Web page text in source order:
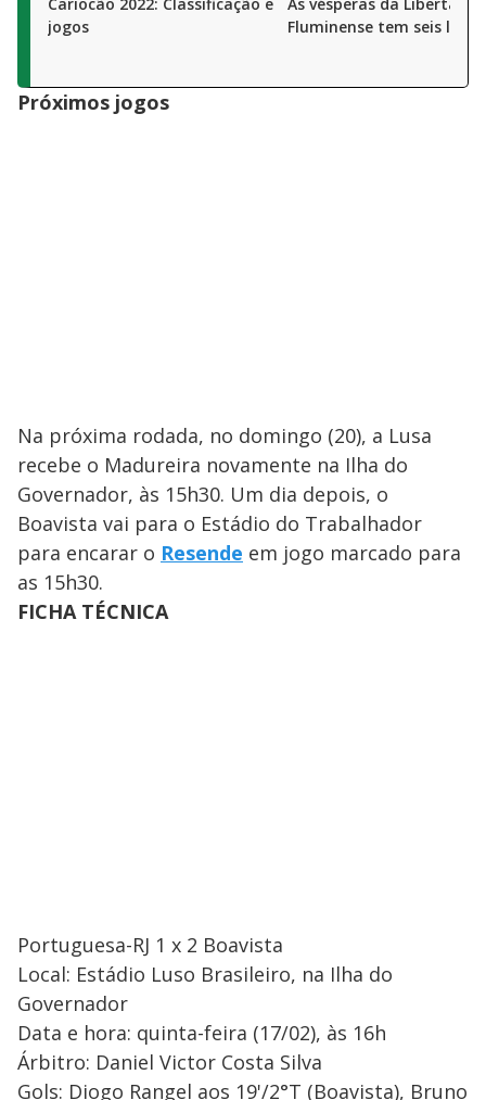
jogos
Fluminense tem seis
Próximos jogos
Na próxima rodada, no domingo (20), a Lusa
recebe o Madureira novamente na Ilha do
Governador, às 15h30. Um dia depois, o
Boavista vai para o Estádio do Trabalhador
para encarar o Resende em jogo marcado para
as 15h30.
FICHA TÉCNICA
Portuguesa-RJ 1 x 2 Boavista
Local: Estádio Luso Brasileiro, na Ilha do
Governador
Data e hora: quinta-feira (17/02), às 16h
Árbitro: Daniel Victor Costa Silva
Gols: Diogo Rangel aos 19'/2°T (Boavista), Bruno